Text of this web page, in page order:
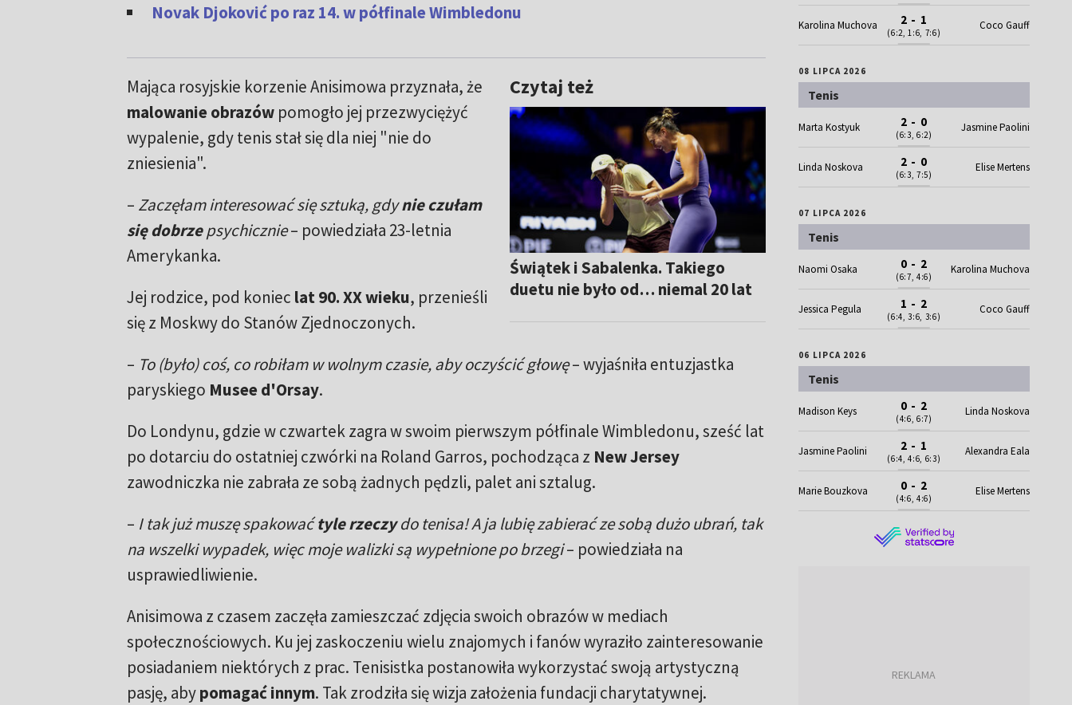
Novak Djoković po raz 14. w półfinale Wimbledonu
Czytaj też
Świątek i Sabalenka. Takiego
duetu nie było od… niemal 20 lat
Mająca rosyjskie korzenie Anisimowa przyznała, że
malowanie obrazówpomogło jej przezwyciężyć
wypalenie, gdy tenis stał się dla niej "nie do
zniesienia".
– Zaczęłam interesować się sztuką, gdynie czułam
się dobrzepsychicznie– powiedziała 23-letnia
Amerykanka.
Jej rodzice, pod koniec lat 90. XX wieku, przenieśli
się z Moskwy do Stanów Zjednoczonych.
– To (było) coś, co robiłam w wolnym czasie, aby oczyścić głowę– wyjaśniła entuzjastka
paryskiego Musee d'Orsay.
Do Londynu, gdzie w czwartek zagra w swoim pierwszym półfinale Wimbledonu, sześć lat
po dotarciu do ostatniej czwórki na Roland Garros, pochodząca z New Jersey
zawodniczka nie zabrała ze sobą żadnych pędzli, palet ani sztalug.
– I tak już muszę spakowaćtyle rzeczydo tenisa! A ja lubię zabierać ze sobą dużo ubrań, tak
na wszelki wypadek, więc moje walizki są wypełnione po brzegi– powiedziała na
usprawiedliwienie.
Anisimowa z czasem zaczęła zamieszczać zdjęcia swoich obrazów w mediach
społecznościowych. Ku jej zaskoczeniu wielu znajomych i fanów wyraziło zainteresowanie
posiadaniem niektórych z prac. Tenisistka postanowiła wykorzystać swoją artystyczną
pasję, abypomagać innym. Tak zrodziła się wizja założenia fundacji charytatywnej.
Karolina Muchova 2 - 1
(6:2, 1:6, 7:6)
Coco Gauff
08 LIPCA 2026
Tenis
Marta Kostyuk 2 - 0
(6:3, 6:2)
Jasmine Paolini
Linda Noskova 2 - 0
(6:3, 7:5)
Elise Mertens
07 LIPCA 2026
Tenis
Naomi Osaka 0 - 2
(6:7, 4:6)
Karolina Muchova
Jessica Pegula 1 - 2
(6:4, 3:6, 3:6)
Coco Gauff
06 LIPCA 2026
Tenis
Madison Keys 0 - 2
(4:6, 6:7)
Linda Noskova
Jasmine Paolini 2 - 1
(6:4, 4:6, 6:3)
Alexandra Eala
Marie Bouzkova 0 - 2
(4:6, 4:6)
Elise Mertens